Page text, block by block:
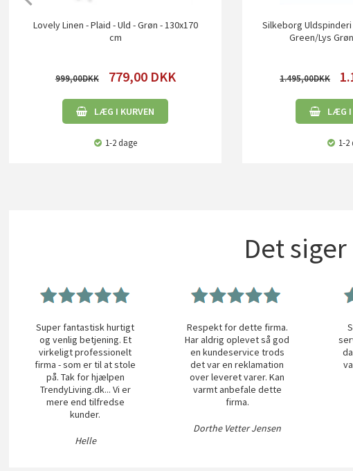
Lovely Linen - Plaid - Uld - Grøn - 130x170
cm
999,00 779,00 DKK
LÆG I KURVEN
1-2 dage
Silkeborg Uldspinderi
Green/Lys
1.495,00
LÆG I
1-2
Det
Super fantastisk hurtigt
og venlig betjening. Et
virkeligt professionelt
firma - som er til at stole
på. Tak for hjælpen
TrendyLiving.dk... Vi er
mere end tilfredse
kunder.
Helle
Respekt for dette firma.
Har aldrig oplevet så god
en kundeservice trods
det var en reklamation
over leveret varer. Kan
varmt anbefale dette
firma.
Dorthe Vetter Jensen